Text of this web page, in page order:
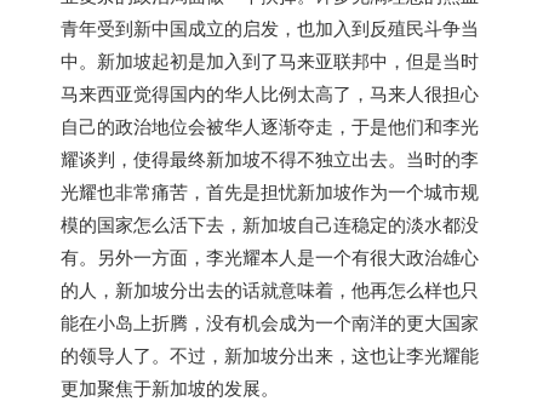
青年受到新中国成立的启发，也加入到反殖民斗争当
中。 新加坡起初是加入到了马来亚联邦中，但是当时
马来西亚觉得国内的华人比例太高了，马来人很担心
自己的政治地位会被华人逐渐夺走，于是他们和李光
耀谈判，使得最终新加坡不得不独立出去。当时的李
光耀也非常痛苦，首先是担忧新加坡作为一个城市规
模的国家怎么活下去， 新加坡自己连稳定的淡水都没
有。另外一方面，李光耀本人是一个有很大政治雄心
的人， 新加坡分出去的话就意味着，他再怎么样也只
能在小岛上折腾，没有机会成为一个南洋的更大国家
的领导人了。不过， 新加坡分出来，这也让李光耀能
更加聚焦于新加坡的发展。